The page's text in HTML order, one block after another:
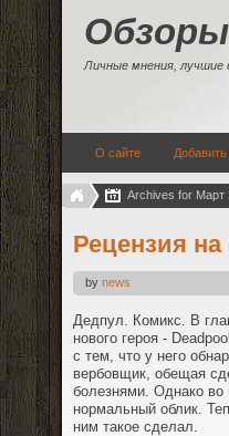
Личные мнения, лучшие
О сайте
Archives for Март
Рецензия
by news
Дедпул. Комикс. В
нового героя -
с тем, что у него
вербовщик, обещая
болезнями. Однако во
нормальный облик.
ним такое сделал.